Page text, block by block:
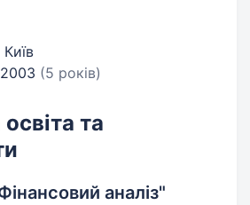
Київ
(5 років)
та
аналіз"